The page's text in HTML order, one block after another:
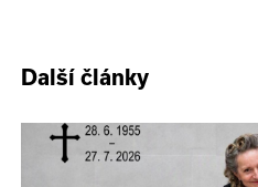
Další články